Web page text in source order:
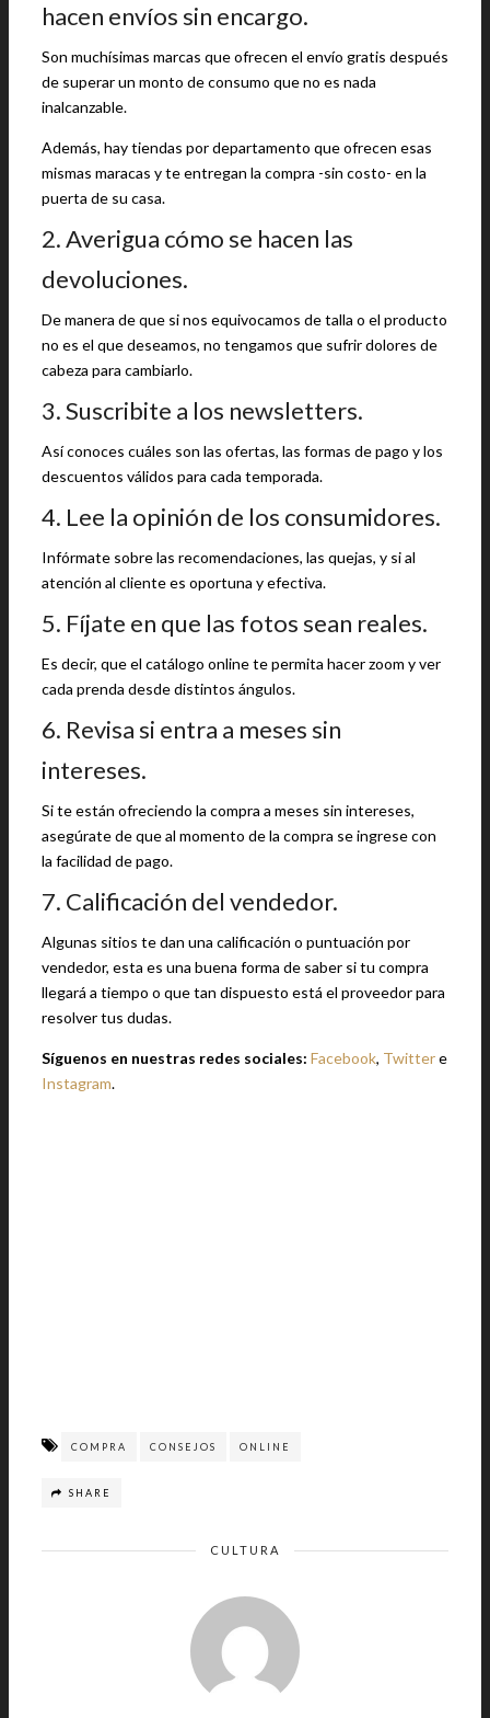
hacen envíos sin encargo.
Son muchísimas marcas que ofrecen el envío gratis después
de superar un monto de consumo que no es nada
inalcanzable.
Además, hay tiendas por departamento que ofrecen esas
mismas maracas y te entregan la compra -sin costo- en la
puerta de su casa.
2. Averigua cómo se hacen las
devoluciones.
De manera de que si nos equivocamos de talla o el producto
no es el que deseamos, no tengamos que sufrir dolores de
cabeza para cambiarlo.
3. Suscribite a los newsletters.
Así conoces cuáles son las ofertas, las formas de pago y los
descuentos válidos para cada temporada.
4. Lee la opinión de los consumidores.
Infórmate sobre las recomendaciones, las quejas, y si al
atención al cliente es oportuna y efectiva.
5. Fíjate en que las fotos sean reales.
Es decir, que el catálogo online te permita hacer zoom y ver
cada prenda desde distintos ángulos.
6. Revisa si entra a meses sin
intereses.
Si te están ofreciendo la compra a meses sin intereses,
asegúrate de que al momento de la compra se ingrese con
la facilidad de pago.
7. Calificación del vendedor.
Algunas sitios te dan una calificación o puntuación por
vendedor, esta es una buena forma de saber si tu compra
llegará a tiempo o que tan dispuesto está el proveedor para
resolver tus dudas.
Síguenos en nuestras redes sociales: Facebook, Twittere
Instagram.
COMPRA CONSEJOS ONLINE
SHARE
CULTURA